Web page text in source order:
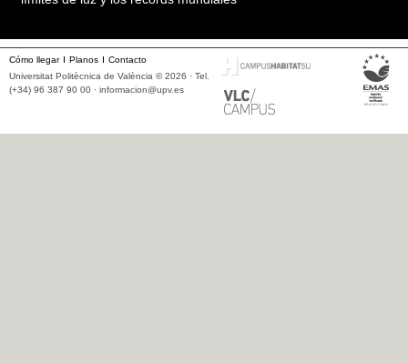
Cómo llegar Planos
Contacto
Universitat Politècnica de València © 2026 · Tel.
(+34) 96 387 90 00 · informacion@upv.es